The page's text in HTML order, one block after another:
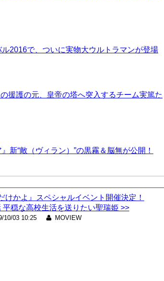
2016で、ついに実物大ウルトラマンが登場
援護の元、皇帝の塔へ突入するチーム実篤た
新“敵（ヴィラン）”の黒霧＆脳無が公開！
けかよ』スペシャルイベント開催決定！
平穏な高校生活を送りたい聖瑞姫 >>
10/03 10:25 MOVIEW